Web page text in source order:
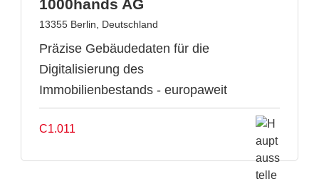
1000hands AG
13355 Berlin, Deutschland
Präzise Gebäudedaten für die
Digitalisierung des
Immobilienbestands - europaweit
C1.011